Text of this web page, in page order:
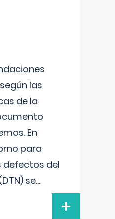
las
de la
En
para
defectos del
se...
+